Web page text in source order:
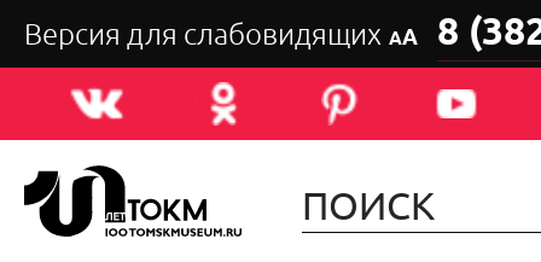
Версия для слабовидящих АА 8